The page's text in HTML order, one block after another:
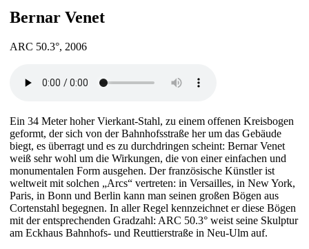
Bernar Venet
ARC 50.3°, 2006
Ein 34 Meter hoher Vierkant-Stahl, zu einem offenen Kreisbogen
geformt, der sich von der Bahnhofsstraße her um das Gebäude
biegt, es überragt und es zu durchdringen scheint: Bernar Venet
weiß sehr wohl um die Wirkungen, die von einer einfachen und
monumentalen Form ausgehen. Der französische Künstler ist
weltweit mit solchen „Arcs“ vertreten: in Versailles, in New York,
Paris, in Bonn und Berlin kann man seinen großen Bögen aus
Cortenstahl begegnen. In aller Regel kennzeichnet er diese Bögen
mit der entsprechenden Gradzahl: ARC 50.3° weist seine Skulptur
am Eckhaus Bahnhofs- und Reuttierstraße in Neu-Ulm auf.